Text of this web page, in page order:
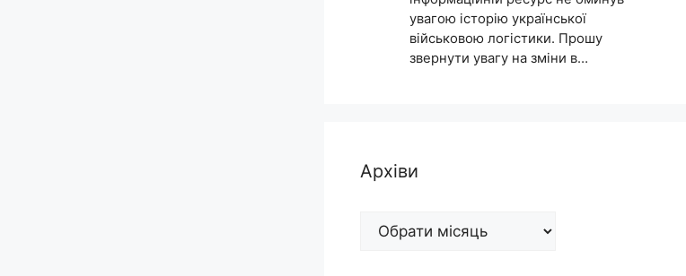
увагою історію української
військовою логістики. Прошу
звернути увагу на зміни в…
Архіви
Архіви